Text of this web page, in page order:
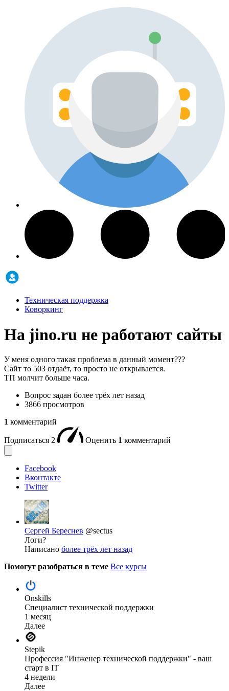
Техническая поддержка
Коворкинг
На jino.ru не работают сайты
У меня одного такая проблема в данный момент???
Сайт то 503 отдаёт, то просто не открывается.
ТП молчит больше часа.
Вопрос задан более трёх лет назад
3866 просмотров
1 комментарий
Подписаться 2 Оценить 1 комментарий
Facebook
Вконтакте
Twitter
Сергей Береснев @sectus
Логи?
Написано более трёх лет назад
Помогут разобраться в теме Все курсы
Onskills
Специалист технической поддержки
1 месяц
Далее
Stepik
Профессия "Инженер технической поддержки" - ваш
старт в IT
4 недели
Далее